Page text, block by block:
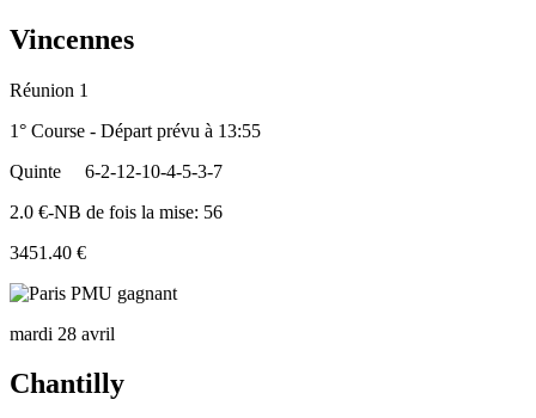
Vincennes
Réunion 1
1° Course - Départ prévu à 13:55
Quinte
6-2-12-10-4-5-3-7
2.0 €-NB de fois la mise: 56
3451.40 €
mardi 28 avril
Chantilly